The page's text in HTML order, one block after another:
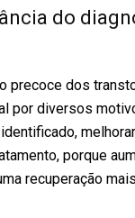
do
precoce dos
por diversos
porque
recuperação